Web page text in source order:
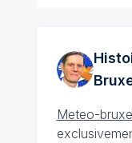
Meteo-